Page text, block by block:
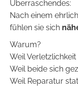
Überraschendes:
Nach einem
fühlen sie sich
Warum?
Weil
Weil beide sich
Weil Reparatur